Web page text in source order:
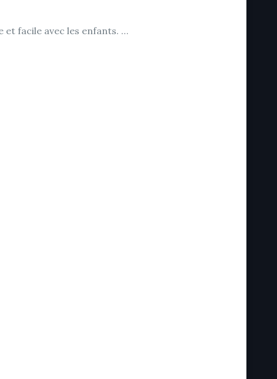
et facile avec les enfants. …